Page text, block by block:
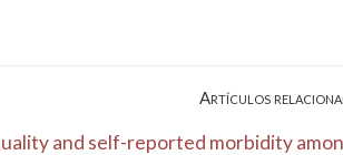
Artículos
and self-reported morbidity